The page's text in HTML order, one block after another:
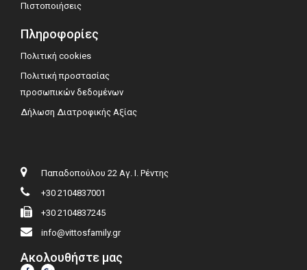
Πιστοποιήσεις
Πληροφορίες
Πολιτική cookies
Πολιτική προστασίας
προσωπικών δεδομένων
Δήλωση Διατροφικής Αξίας
Παπαδοπούλου 22 Αγ. Ι. Ρέντης
+30 2104837001
+30 2104837245
info@vittosfamily.gr
Ακολουθήστε μας